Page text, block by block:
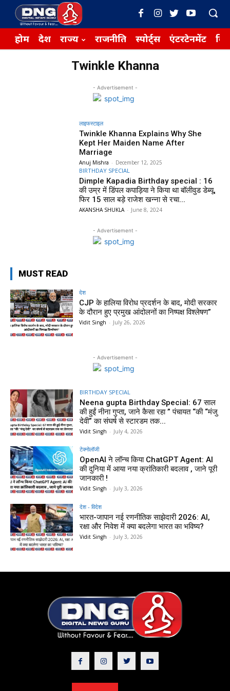
होम देश राज्य राजनीति स्पोर्ट्स एंटरटेनमेंट
Twinkle Khanna
- Advertisement -
लाइफस्टाइल
Twinkle Khanna Explains Why She
Kept Her Maiden Name After
Marriage
Anuj Mishra - December 12, 2025
BIRTHDAY SPECIAL
Dimple Kapadia Birthday special : 16
की उम्र में डिंपल कपाड़िया ने किया था बॉलीवुड डेब्यू,
फिर 15 साल बड़े राजेश खन्ना से रचा...
AKANSHA SHUKLA - June 8, 2024
- Advertisement -
MUST READ
देश
CJP के हालिया विरोध प्रदर्शन के बाद, मोदी सरकार
के दौरान हुए प्रमुख आंदोलनों का निष्पक्ष विश्लेषण”
Vidit Singh - July 26, 2026
- Advertisement -
BIRTHDAY SPECIAL
Neena gupta Birthday Special: 67 साल
की हुईं नीना गुप्ता, जाने कैसा रहा ” पंचायत “की “मंजु
देवी” का संघर्ष से स्टारडम तक...
Vidit Singh - July 4, 2026
टेक्नोलॉजी
OpenAI ने लॉन्च किया ChatGPT Agent: AI
की दुनिया में आया नया क्रांतिकारी बदलाव , जाने पूरी
जानकारी !
Vidit Singh - July 3, 2026
देश - विदेश
भारत-जापान नई रणनीतिक साझेदारी 2026: AI,
रक्षा और निवेश में क्या बदलेगा भारत का भविष्य?
Vidit Singh - July 3, 2026